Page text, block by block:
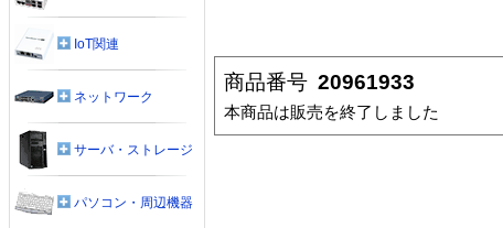
商品番号 20961933
本商品は販売を終了しました
IoT関連
ネットワーク
サーバ・ストレージ
パソコン・周辺機器